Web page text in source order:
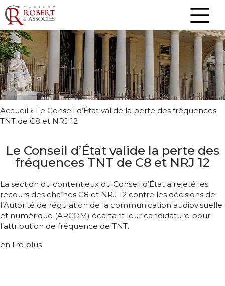
Accueil » Le Conseil d’État valide la perte des fréquences
TNT de C8 et NRJ 12
Le Conseil d’État valide la perte des
fréquences TNT de C8 et NRJ 12
La section du contentieux du Conseil d’État a rejeté les
recours des chaînes C8 et NRJ 12 contre les décisions de
l’Autorité de régulation de la communication audiovisuelle
et numérique (ARCOM) écartant leur candidature pour
l’attribution de fréquence de TNT.
en lire plus